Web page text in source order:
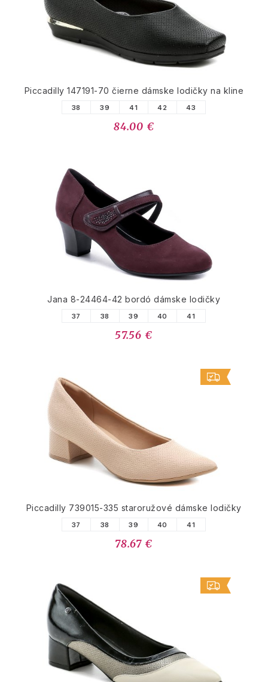
Piccadilly 147191-70 čierne dámske lodičky na kline
38 39 41 42 43
84.00 €
Jana 8-24464-42 bordó dámske lodičky
37 38 39 40 41
57.56 €
Piccadilly 739015-335 staroružové dámske lodičky
37 38 39 40 41
78.67 €